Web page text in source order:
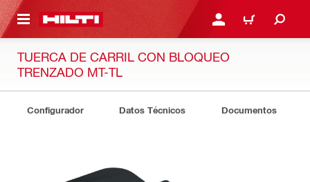
PRINCIPAL INICIE SESIÓN O
CARRITO
TUERCA DE CARRIL CON BLOQUEO
TRENZADO MT-TL
Configurador Datos Técnicos Documentos